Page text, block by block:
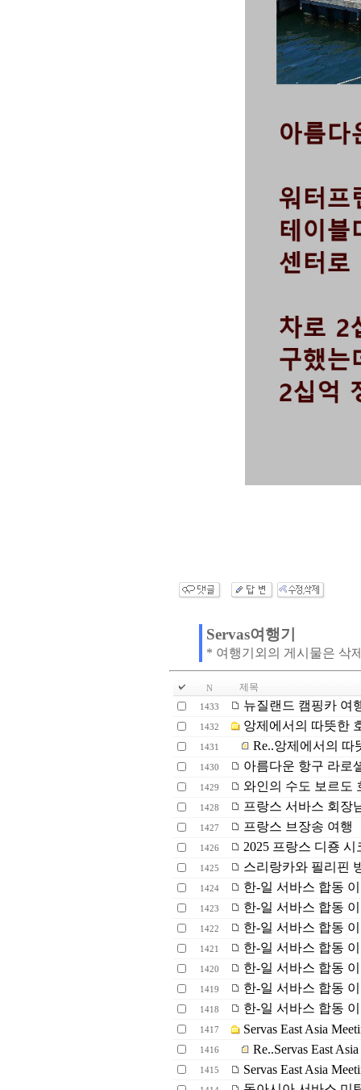
Servas여행기
* 여행기외의 게시물은 삭
N 제목
1433 뉴질랜드 캠핑카 여
1432 앙제에서의 따뜻한
1431 Re..앙제에서의 따
1430 아름다운 항구 라로
1429 와인의 수도 보르도
1428 프랑스 서바스 회장
1427 프랑스 브장송 여행
1426 2025 프랑스 디죵 시
1425 스리랑카와 필리핀
1424 한-일 서바스 합동
1423 한-일 서바스 합동
1422 한-일 서바스 합동
1421 한-일 서바스 합동
1420 한-일 서바스 합동
1419 한-일 서바스 합동
1418 한-일 서바스 합동
1417 Servas East Asia
1416 Re..Servas East
1415 Servas East Asia